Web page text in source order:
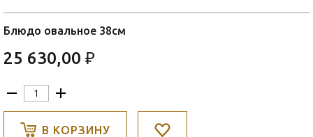
Блюдо овальное 38см
25 630,00 ₽
В КОРЗИНУ